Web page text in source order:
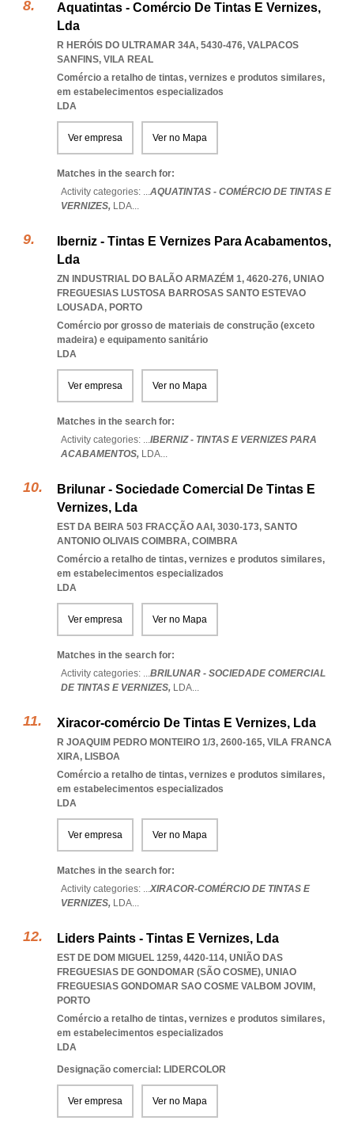
Aquatintas - Comércio De Tintas E Vernizes,
Lda
R HERÓIS DO ULTRAMAR 34A, 5430-476, VALPACOS
SANFINS, VILA REAL
Comércio a retalho de tintas, vernizes e produtos similares,
em estabelecimentos especializados
LDA
Ver empresa Ver no Mapa
Matches in the search for:
Activity categories: ...AQUATINTAS - COMÉRCIO DE TINTAS E
VERNIZES, LDA...
Iberniz - Tintas E Vernizes Para Acabamentos,
Lda
ZN INDUSTRIAL DO BALÃO ARMAZÉM 1, 4620-276, UNIAO
FREGUESIAS LUSTOSA BARROSAS SANTO ESTEVAO
LOUSADA, PORTO
Comércio por grosso de materiais de construção (exceto
madeira) e equipamento sanitário
LDA
Ver empresa Ver no Mapa
Matches in the search for:
Activity categories: ...IBERNIZ - TINTAS E VERNIZES PARA
ACABAMENTOS, LDA...
Brilunar - Sociedade Comercial De Tintas E
Vernizes, Lda
EST DA BEIRA 503 FRACÇÃO AAI, 3030-173, SANTO
ANTONIO OLIVAIS COIMBRA, COIMBRA
Comércio a retalho de tintas, vernizes e produtos similares,
em estabelecimentos especializados
LDA
Ver empresa Ver no Mapa
Matches in the search for:
Activity categories: ...BRILUNAR - SOCIEDADE COMERCIAL
DE TINTAS E VERNIZES, LDA...
Xiracor-comércio De Tintas E Vernizes, Lda
R JOAQUIM PEDRO MONTEIRO 1/3, 2600-165, VILA FRANCA
XIRA, LISBOA
Comércio a retalho de tintas, vernizes e produtos similares,
em estabelecimentos especializados
LDA
Ver empresa Ver no Mapa
Matches in the search for:
Activity categories: ...XIRACOR-COMÉRCIO DE TINTAS E
VERNIZES, LDA...
Liders Paints - Tintas E Vernizes, Lda
EST DE DOM MIGUEL 1259, 4420-114, UNIÃO DAS
FREGUESIAS DE GONDOMAR (SÃO COSME), UNIAO
FREGUESIAS GONDOMAR SAO COSME VALBOM JOVIM,
PORTO
Comércio a retalho de tintas, vernizes e produtos similares,
em estabelecimentos especializados
LDA
Designação comercial: LIDERCOLOR
Ver empresa Ver no Mapa